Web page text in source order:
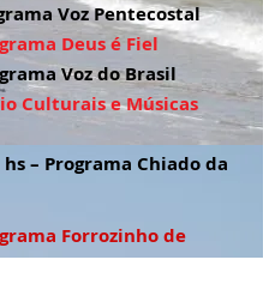
Forrozinho de
Voz Pentecostal
Deus é Fiel
Voz do Brasil
Culturais e Músicas
hs – Programa Chiado da